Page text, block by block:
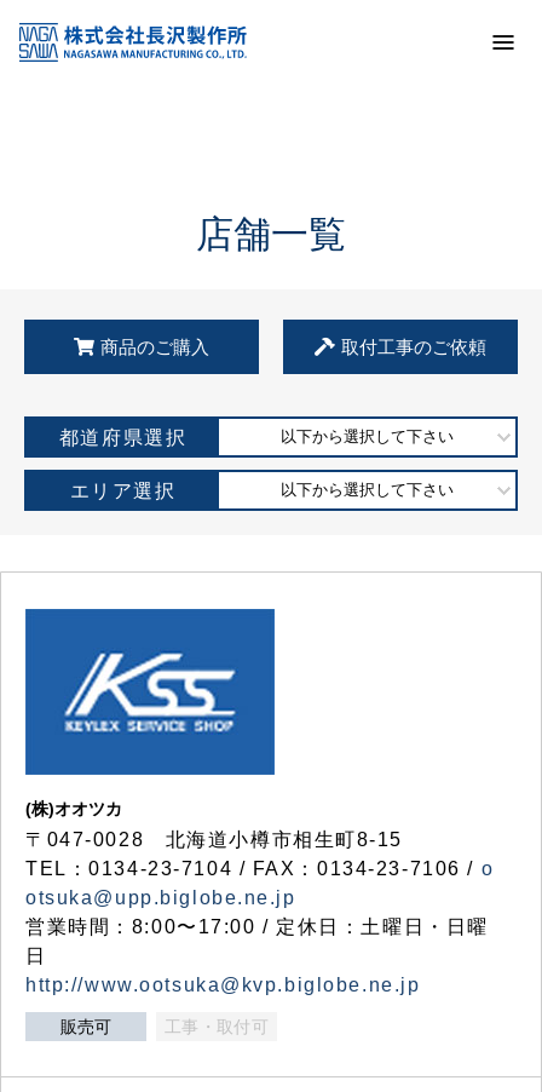
KSS加盟店・取扱店情報
店舗一覧
店舗一覧
商品のご購入 取付工事のご依頼
都道府県選択 以下から選択して下さい
エリア選択 以下から選択して下さい
(株)オオツカ
〒047-0028 北海道小樽市相生町8-15
TEL：0134-23-7104 / FAX：0134-23-7106 / o
otsuka@upp.biglobe.ne.jp
営業時間：8:00〜17:00 / 定休日：土曜日・日曜
日
http://www.ootsuka@kvp.biglobe.ne.jp
販売可 工事・取付可